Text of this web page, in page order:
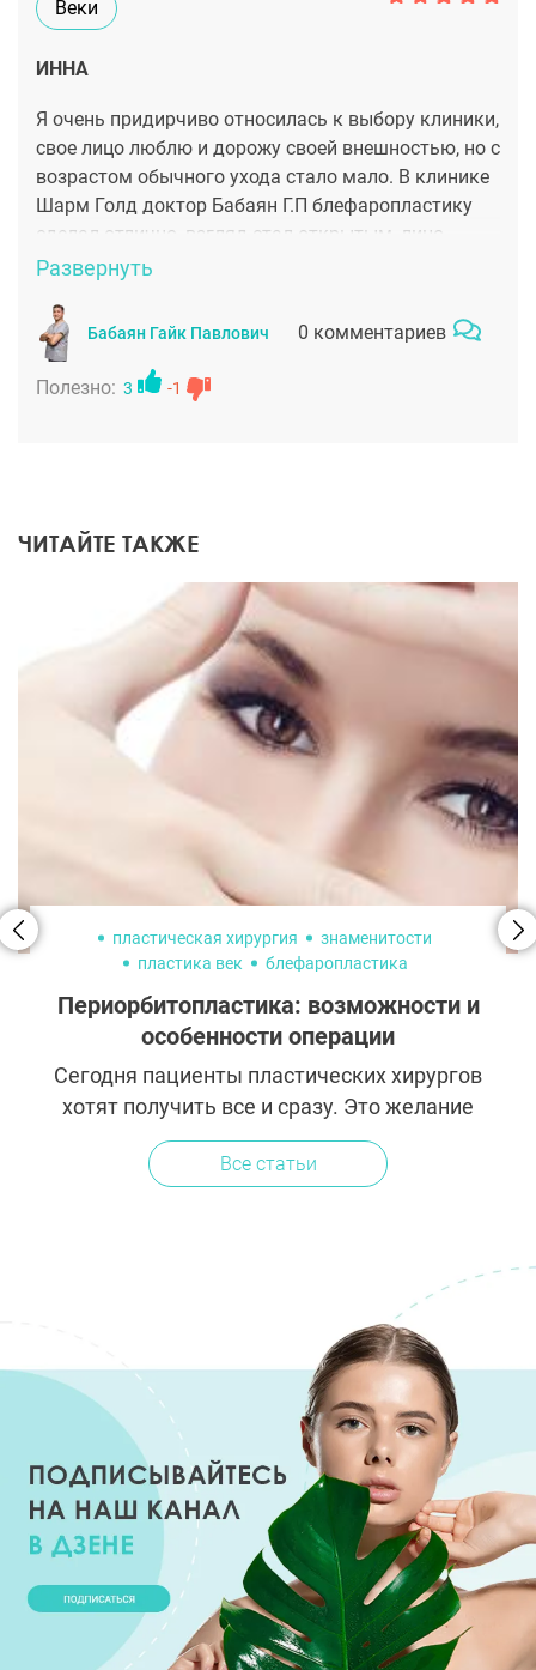
Веки
ИННА
Я очень придирчиво относилась к выбору клиники,
свое лицо люблю и дорожу своей внешностью, но с
возрастом обычного ухода стало мало. В клинике
Шарм Голд доктор Бабаян Г.П блефаропластику
сделал отлично, взгляд стал открытым, лицо
помолодело.
Развернуть
Бабаян Гайк Павлович 0 комментариев
Полезно: 3 -1
ЧИТАЙТЕ ТАКЖЕ
пластическая хирургия
знаменитости
пластика век
блефаропластика
Периорбитопластика: возможности и
особенности операции
Сегодня пациенты пластических хирургов
хотят получить все и сразу. Это желание
рождает тренд на появление гибридных
операций, которые всего за один раз
Все статьи